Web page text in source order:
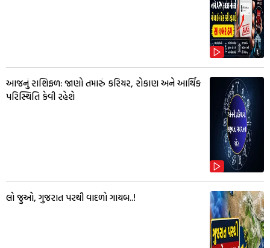
આજનું રાશિફળ: જાણો તમારું કરિયર, રોકાણ અને આર્થિક
પરિસ્થિતિ કેવી રહેશે
લો જુઓ, ગુજરાત પરથી વાદળો ગાયબ..!